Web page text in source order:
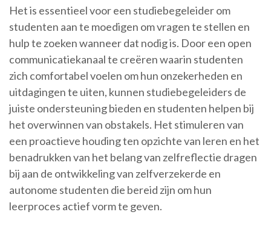
Het is essentieel voor een studiebegeleider om
studenten aan te moedigen om vragen te stellen en
hulp te zoeken wanneer dat nodig is. Door een open
communicatiekanaal te creëren waarin studenten
zich comfortabel voelen om hun onzekerheden en
uitdagingen te uiten, kunnen studiebegeleiders de
juiste ondersteuning bieden en studenten helpen bij
het overwinnen van obstakels. Het stimuleren van
een proactieve houding ten opzichte van leren en het
benadrukken van het belang van zelfreflectie dragen
bij aan de ontwikkeling van zelfverzekerde en
autonome studenten die bereid zijn om hun
leerproces actief vorm te geven.